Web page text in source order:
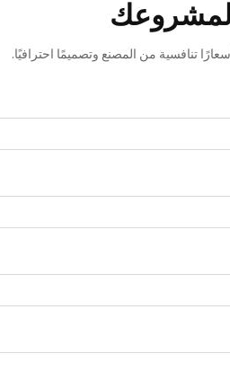
تنافسية من المصنع وتصميمًا احترافيًا.